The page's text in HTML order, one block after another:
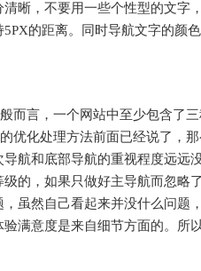
晰，不要用一些个性型的文字
的距离。同时导航文字的颜
言，一个网站中至少包含了三
优化处理方法前面已经说了，
航和底部导航的重视程度远远
的，如果只做好主导航而忽略
虽然自己看起来并没什么问题
满意度是来自细节方面的。所